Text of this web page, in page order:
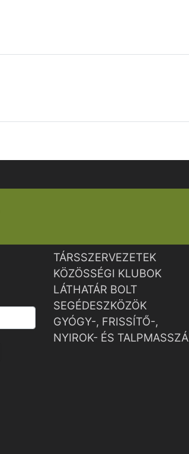
TÁRSSZERVEZETEK
KÖZÖSSÉGI KLUBOK
LÁTHATÁR BOLT
SEGÉDESZKÖZÖK
GYÓGY-, FRISSÍTŐ-,
NYIROK- ÉS